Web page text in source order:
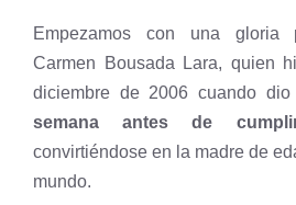
Empezamos con una gloria
Carmen Bousada Lara, quien
diciembre de 2006 cuando
semana antes de
convirtiéndose en la madre de
mundo.